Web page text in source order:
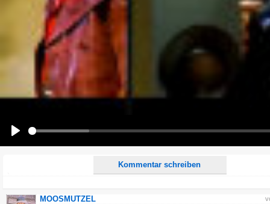
Kommentar schreiben
E-Mail-Adresse (optional):
Kommentar:
Alle HTML-Tags außer <br>, <strike> und <i> werden aus Deinem Kommentar entfernt.
Ich möchte eine E-Mail, wenn auf dieser Seite weitere Kommentare erscheinen.
MOOSMUTZEL